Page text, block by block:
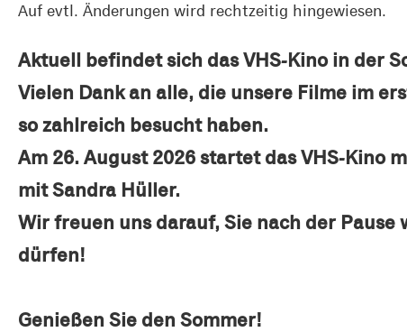
Auf evtl. Änderungen wird rechtzeitig hingewiesen.
Aktuell befindet sich das VHS-Kino in der
Vielen Dank an alle, die unsere Filme im
so zahlreich besucht haben.
Am 26. August 2026 startet das VHS-Kino
mit Sandra Hüller.
Wir freuen uns darauf, Sie nach der Pause
dürfen!
Genießen Sie den Sommer!